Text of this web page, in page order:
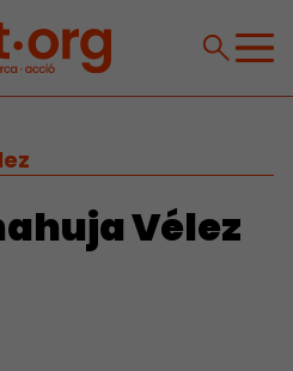
Vélez